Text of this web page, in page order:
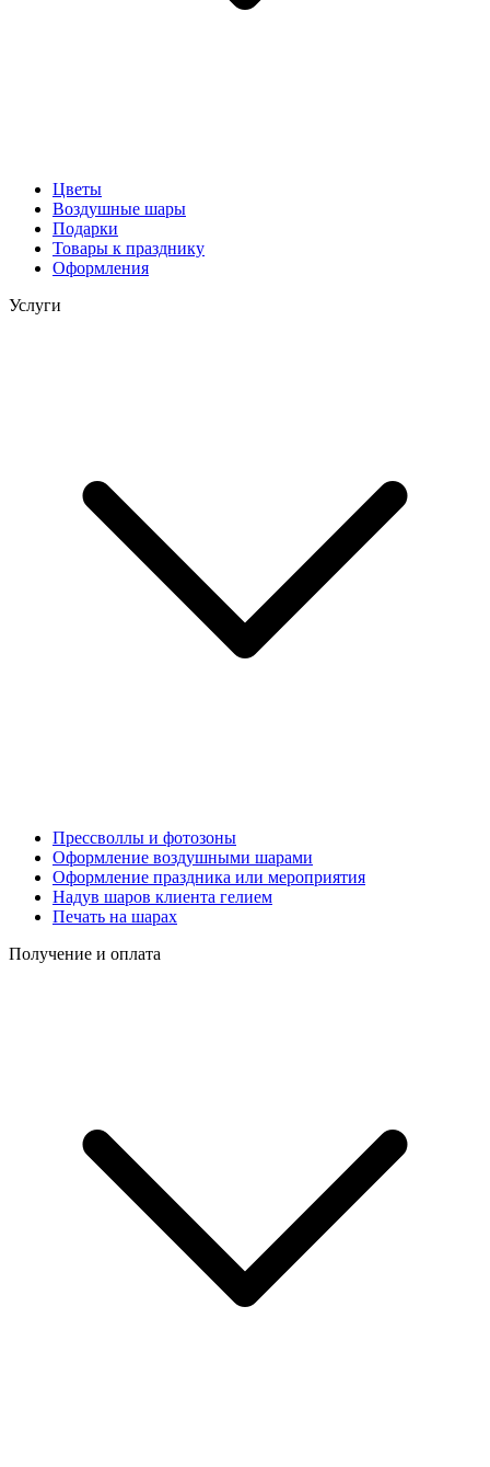
Цветы
Воздушные шары
Подарки
Товары к празднику
Оформления
Услуги
Прессволлы и фотозоны
Оформление воздушными шарами
Оформление праздника или мероприятия
Надув шаров клиента гелием
Печать на шарах
Получение и оплата